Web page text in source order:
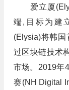
爱立厦
端,目标为建
(Elysia)将韩
过区块链技术
市场。2019年
赛(NH Digital